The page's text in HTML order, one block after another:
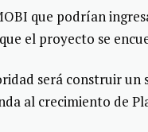
que podrían
el proyecto se
será construir
al crecimiento de